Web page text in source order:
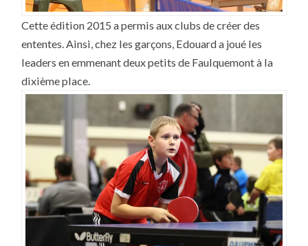
Cette édition 2015 a permis aux clubs de créer des
ententes. Ainsi, chez les garçons, Edouard a joué les
leaders en emmenant deux petits de Faulquemont à la
dixième place.